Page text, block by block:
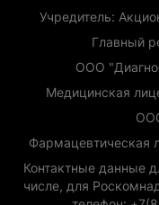
Учредитель:
Главный
ООО
Медицинская
Фармацевтическая
Контактные данные
числе, для